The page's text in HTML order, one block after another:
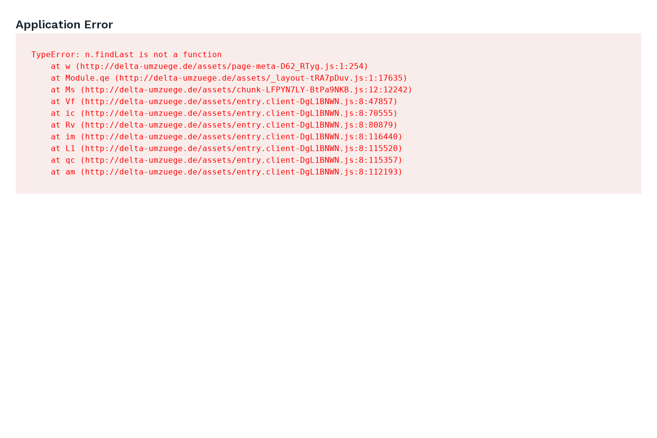
Application Error
TypeError: n.findLast is not a function
    at w (http://delta-umzuege.de/assets/page-meta-D62_RTyg.js:1:254)
    at Module.qe (http://delta-umzuege.de/assets/_layout-tRA7pDuv.js:1:17635)
    at Ms (http://delta-umzuege.de/assets/chunk-LFPYN7LY-BtPa9NKB.js:12:12242)
    at Vf (http://delta-umzuege.de/assets/entry.client-DgL1BNWN.js:8:47857)
    at ic (http://delta-umzuege.de/assets/entry.client-DgL1BNWN.js:8:70555)
    at Rv (http://delta-umzuege.de/assets/entry.client-DgL1BNWN.js:8:80879)
    at im (http://delta-umzuege.de/assets/entry.client-DgL1BNWN.js:8:116440)
    at L1 (http://delta-umzuege.de/assets/entry.client-DgL1BNWN.js:8:115520)
    at qc (http://delta-umzuege.de/assets/entry.client-DgL1BNWN.js:8:115357)
    at am (http://delta-umzuege.de/assets/entry.client-DgL1BNWN.js:8:112193)